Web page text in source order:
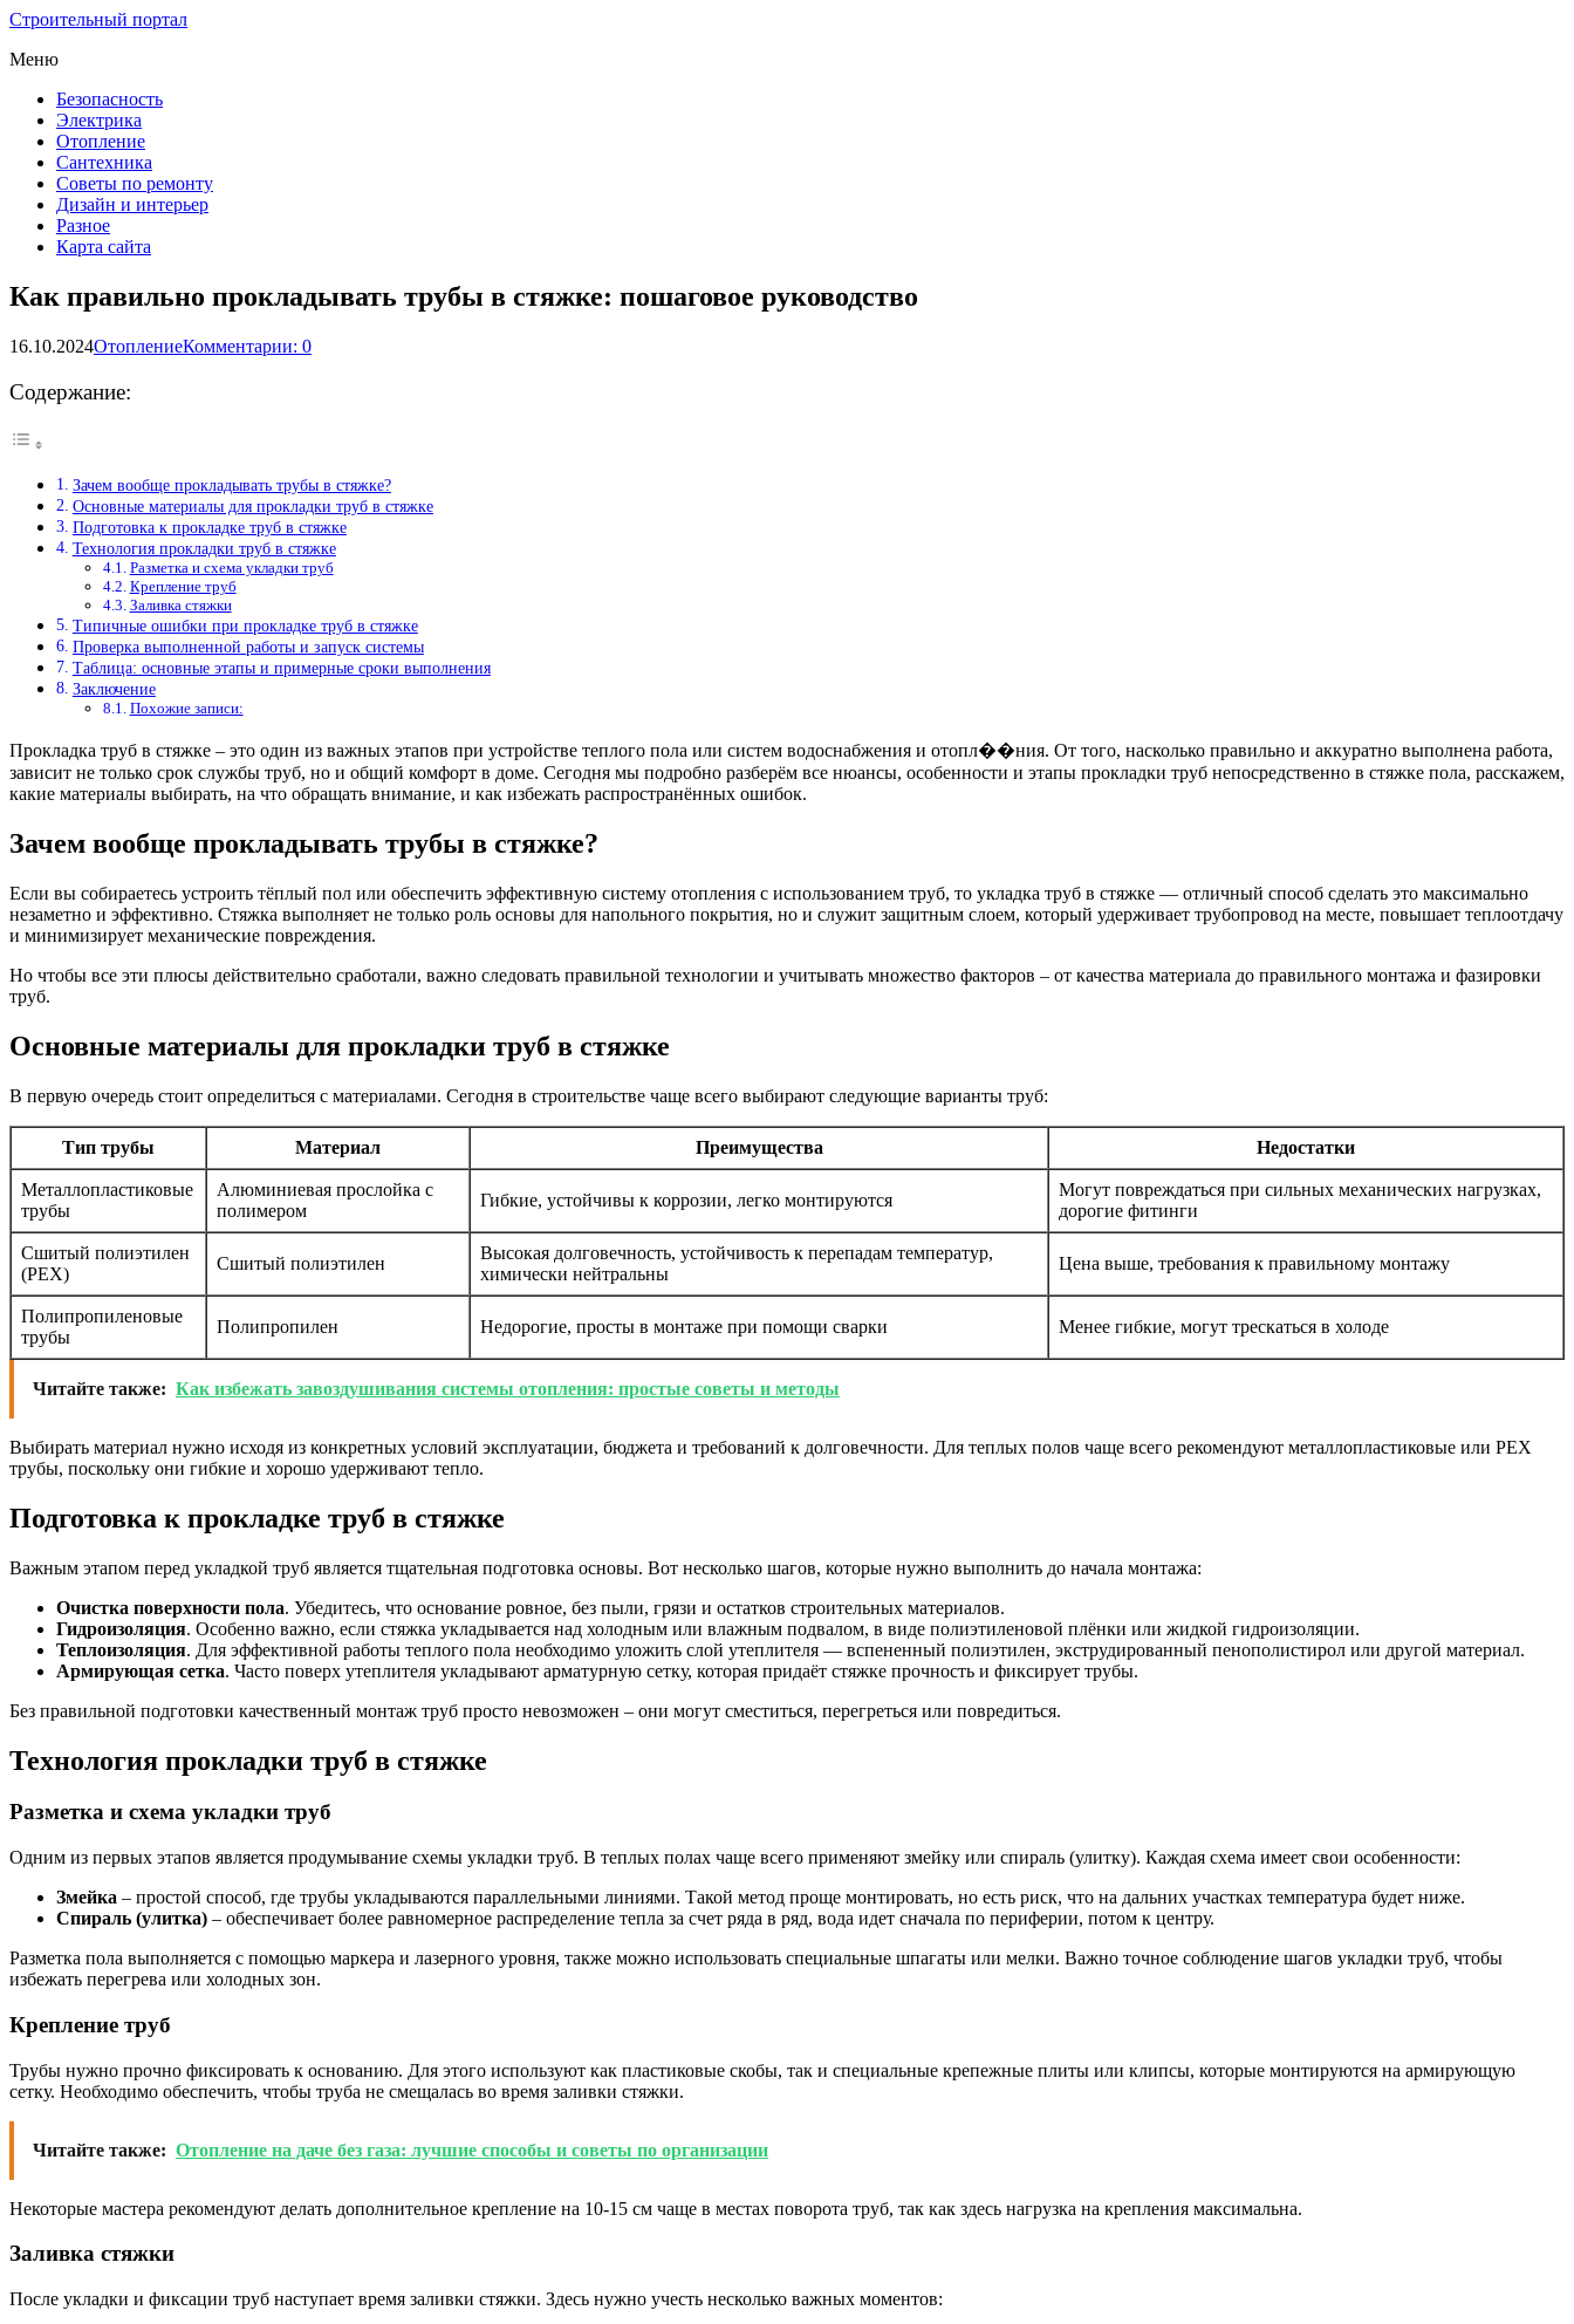
Строительный портал
Меню
Безопасность
Электрика
Отопление
Сантехника
Советы по ремонту
Дизайн и интерьер
Разное
Карта сайта
Как правильно прокладывать трубы в стяжке: пошаговое руководство
16.10.2024ОтоплениеКомментарии: 0
Содержание:
Зачем вообще прокладывать трубы в стяжке?
Основные материалы для прокладки труб в стяжке
Подготовка к прокладке труб в стяжке
Технология прокладки труб в стяжке
Разметка и схема укладки труб
Крепление труб
Заливка стяжки
Типичные ошибки при прокладке труб в стяжке
Проверка выполненной работы и запуск системы
Таблица: основные этапы и примерные сроки выполнения
Заключение
Похожие записи:
Прокладка труб в стяжке – это один из важных этапов при устройстве теплого пола или систем водоснабжения и отопл��ния. От того, насколько правильно и аккуратно выполнена работа,
зависит не только срок службы труб, но и общий комфорт в доме. Сегодня мы подробно разберём все нюансы, особенности и этапы прокладки труб непосредственно в стяжке пола, расскажем,
какие материалы выбирать, на что обращать внимание, и как избежать распространённых ошибок.
Зачем вообще прокладывать трубы в стяжке?
Если вы собираетесь устроить тёплый пол или обеспечить эффективную систему отопления с использованием труб, то укладка труб в стяжке — отличный способ сделать это максимально
незаметно и эффективно. Стяжка выполняет не только роль основы для напольного покрытия, но и служит защитным слоем, который удерживает трубопровод на месте, повышает теплоотдачу
и минимизирует механические повреждения.
Но чтобы все эти плюсы действительно сработали, важно следовать правильной технологии и учитывать множество факторов – от качества материала до правильного монтажа и фазировки
труб.
Основные материалы для прокладки труб в стяжке
В первую очередь стоит определиться с материалами. Сегодня в строительстве чаще всего выбирают следующие варианты труб:
Тип трубы Материал Преимущества Недостатки
Металлопластиковые
трубы
Алюминиевая прослойка с
полимером
Гибкие, устойчивы к коррозии, легко монтируются
Могут повреждаться при сильных механических нагрузках,
дорогие фитинги
Сшитый полиэтилен
(PEX)
Сшитый полиэтилен
Высокая долговечность, устойчивость к перепадам температур,
химически нейтральны
Цена выше, требования к правильному монтажу
Полипропиленовые
трубы
Полипропилен Недорогие, просты в монтаже при помощи сварки Менее гибкие, могут трескаться в холоде
Читайте также: Как избежать завоздушивания системы отопления: простые советы и методы
Выбирать материал нужно исходя из конкретных условий эксплуатации, бюджета и требований к долговечности. Для теплых полов чаще всего рекомендуют металлопластиковые или PEX
трубы, поскольку они гибкие и хорошо удерживают тепло.
Подготовка к прокладке труб в стяжке
Важным этапом перед укладкой труб является тщательная подготовка основы. Вот несколько шагов, которые нужно выполнить до начала монтажа:
Очистка поверхности пола. Убедитесь, что основание ровное, без пыли, грязи и остатков строительных материалов.
Гидроизоляция. Особенно важно, если стяжка укладывается над холодным или влажным подвалом, в виде полиэтиленовой плёнки или жидкой гидроизоляции.
Теплоизоляция. Для эффективной работы теплого пола необходимо уложить слой утеплителя — вспененный полиэтилен, экструдированный пенополистирол или другой материал.
Армирующая сетка. Часто поверх утеплителя укладывают арматурную сетку, которая придаёт стяжке прочность и фиксирует трубы.
Без правильной подготовки качественный монтаж труб просто невозможен – они могут сместиться, перегреться или повредиться.
Технология прокладки труб в стяжке
Разметка и схема укладки труб
Одним из первых этапов является продумывание схемы укладки труб. В теплых полах чаще всего применяют змейку или спираль (улитку). Каждая схема имеет свои особенности:
Змейка – простой способ, где трубы укладываются параллельными линиями. Такой метод проще монтировать, но есть риск, что на дальних участках температура будет ниже.
Спираль (улитка) – обеспечивает более равномерное распределение тепла за счет ряда в ряд, вода идет сначала по периферии, потом к центру.
Разметка пола выполняется с помощью маркера и лазерного уровня, также можно использовать специальные шпагаты или мелки. Важно точное соблюдение шагов укладки труб, чтобы
избежать перегрева или холодных зон.
Крепление труб
Трубы нужно прочно фиксировать к основанию. Для этого используют как пластиковые скобы, так и специальные крепежные плиты или клипсы, которые монтируются на армирующую
сетку. Необходимо обеспечить, чтобы труба не смещалась во время заливки стяжки.
Читайте также: Отопление на даче без газа: лучшие способы и советы по организации
Некоторые мастера рекомендуют делать дополнительное крепление на 10-15 см чаще в местах поворота труб, так как здесь нагрузка на крепления максимальна.
Заливка стяжки
После укладки и фиксации труб наступает время заливки стяжки. Здесь нужно учесть несколько важных моментов: